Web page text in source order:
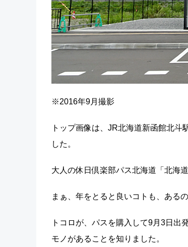
※2016年9月撮影
トップ画像は、JR北海道新函館北
した。
大人の休日倶楽部パス北海道「北海
まぁ、年をとると良いコトも、ある
トコロが、パスを購入して9月3日出
モノがあることを知りました。